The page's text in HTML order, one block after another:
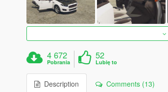
4 672
Pobrania
52
Lubię to
Description Comments (13)